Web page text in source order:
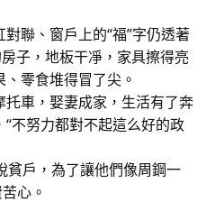
聯、窗戶上的“福”字仍透著
子，地板干凈，家具擦得亮
零食堆得冒了尖。
車，娶妻成家，生活有了奔
不努力都對不起這么好的政
貧戶，為了讓他們像周鋼一
心。